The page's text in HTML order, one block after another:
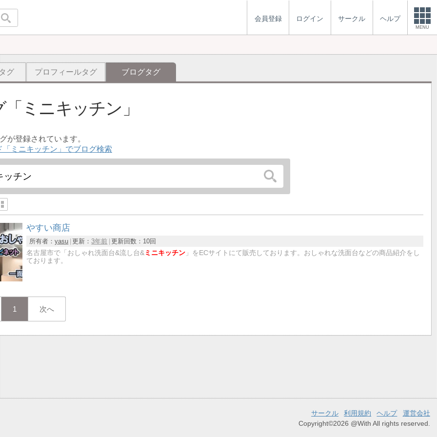
会員登録 ログイン サークル ヘルプ
MENU
グ プロフィールタグ ブログタグ
ミニキッチン
が登録されています。
「ミニキッチン」でブログ検索
やすい商店
所有者：yasu 更新： 3年前 更新回数： 10回
名古屋市で「おしゃれ洗面台&流し台& ミニキッチン」をECサイトにて販売しております。おしゃれな洗面台などの商品紹介をし
ております。
1 次へ
サークル 利用規約 ヘルプ
運営会社
Copyright©2026 @With All rights reserved.